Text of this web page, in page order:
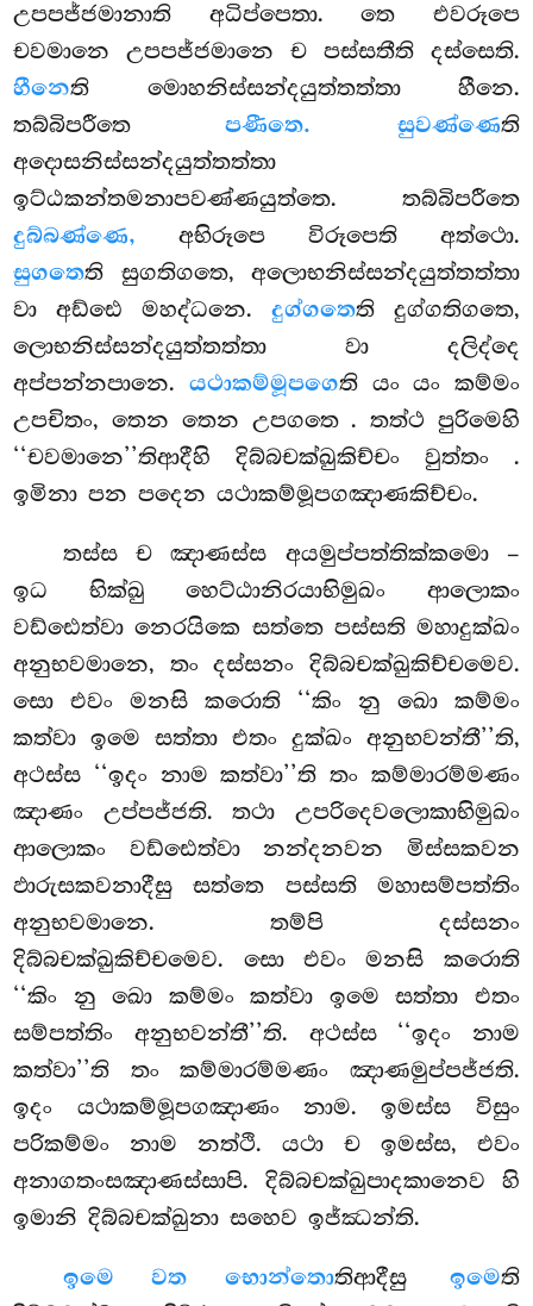
උපපජ්ජමානාති අධිප්පෙතා. තෙ එවරූපෙ
චවමානෙ උපපජ්ජමානෙ ච පස්සතීති දස්සෙති.
හීනෙති මොහනිස්සන්දයුත්තත්තා හීනෙ.
තබ්බිපරීතෙ පණීතෙ. සුවණ්ණෙති
අදොසනිස්සන්දයුත්තත්තා
ඉට්ඨකන්තමනාපවණ්ණයුත්තෙ. තබ්බිපරීතෙ
දුබ්බණ්ණෙ, අභිරූපෙ විරූපෙති අත්ථො.
සුගතෙති සුගතිගතෙ, අලොභනිස්සන්දයුත්තත්තා
වා අඩ්ඪෙ මහද්ධනෙ. දුග්ගතෙති දුග්ගතිගතෙ,
ලොභනිස්සන්දයුත්තත්තා වා දලිද්දෙ
අප්පන්නපානෙ. යථාකම්මූපගෙති යං යං කම්මං
උපචිතං, තෙන තෙන උපගතෙ. තත්ථ පුරිමෙහි
‘‘චවමානෙ’’තිආදීහි දිබ්බචක්ඛුකිච්චං වුත්තං .
ඉමිනා පන පදෙන යථාකම්මූපගඤාණකිච්චං.
තස්ස ච ඤාණස්ස අයමුප්පත්තික්කමො –
ඉධ භික්ඛු හෙට්ඨානිරයාභිමුඛං ආලොකං
වඩ්ඪෙත්වා නෙරයිකෙ සත්තෙ පස්සති මහාදුක්ඛං
අනුභවමානෙ, තං දස්සනං දිබ්බචක්ඛුකිච්චමෙව.
සො එවං මනසි කරොති ‘‘කිං නු ඛො කම්මං
කත්වා ඉමෙ සත්තා එතං දුක්ඛං අනුභවන්තී’’ති,
අථස්ස ‘‘ඉදං නාම කත්වා’’ති තං කම්මාරම්මණං
ඤාණං උප්පජ්ජති. තථා උපරිදෙවලොකාභිමුඛං
ආලොකං වඩ්ඪෙත්වා නන්දනවන මිස්සකවන
ඵාරුසකවනාදීසු සත්තෙ පස්සති මහාසම්පත්තිං
අනුභවමානෙ. තම්පි දස්සනං
දිබ්බචක්ඛුකිච්චමෙව. සො එවං මනසි කරොති
‘‘කිං නු ඛො කම්මං කත්වා ඉමෙ සත්තා එතං
සම්පත්තිං අනුභවන්තී’’ති. අථස්ස ‘‘ඉදං නාම
කත්වා’’ති තං කම්මාරම්මණං ඤාණමුප්පජ්ජති.
ඉදං යථාකම්මූපගඤාණං නාම. ඉමස්ස විසුං
පරිකම්මං නාම නත්ථි. යථා ච ඉමස්ස, එවං
අනාගතංසඤාණස්සාපි. දිබ්බචක්ඛුපාදකානෙව හි
ඉමානි දිබ්බචක්ඛුනා සහෙව ඉජ්ඣන්ති.
ඉමෙ වත භොන්තොතිආදීසු ඉමෙති